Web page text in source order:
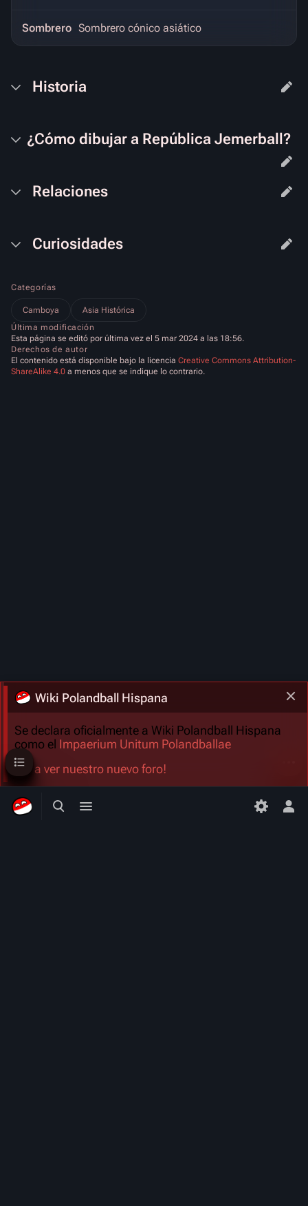
Búsqueda alternativa
Menú alternativo
Wiki Polandball Hispana
Se declara oficialmente a Wiki Polandball Hispana
como el Impaerium Unitum Polandballae
¡Ve a ver nuestro nuevo foro!
Sombrero Sombrero cónico asiático
Historia
¿Cómo dibujar a República Jemerball?
Relaciones
Curiosidades
Sumario
Categorías
Camboya
Asia Histórica
Última modificación
Esta página se editó por última vez el 5 mar 2024 a las 18:56.
Derechos de autor
El contenido está disponible bajo la licencia Creative Commons Attribution-
ShareAlike 4.0 a menos que se indique lo contrario.